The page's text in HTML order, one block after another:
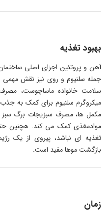
بهبود تغذیه
آهن و پروتئین اجزای اصلی
جمله سلنیوم و روی نیز نقش مهمی
میکروگرم سلنیوم برای کمک به
مکمل ها، مصرف سبزیجات برگ سبز
موادمغذی کمک می کند. هچنین
تغذیه ای نباشد، پیروی از یک
بازگشت موها مفید است.
زمان